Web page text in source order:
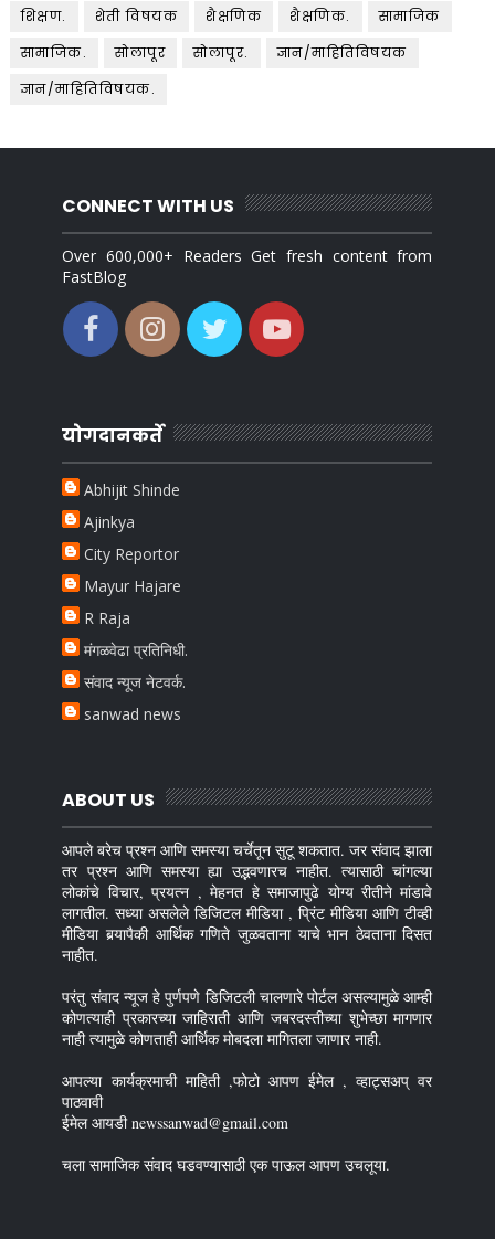
शिक्षण.
शेती विषयक शैक्षणिक शैक्षणिक.
सामाजिक
सामाजिक.
सोलापूर सोलापूर.
ज्ञान/माहितिविषयक
ज्ञान/माहितिविषयक.
CONNECT WITH US
Over 600,000+ Readers Get fresh content from
FastBlog
योगदानकर्ते
Abhijit Shinde
Ajinkya
City Reportor
Mayur Hajare
R Raja
मंगळवेढा प्रतिनिधी.
संवाद न्यूज नेटवर्क.
sanwad news
ABOUT US
आपले बरेच प्रश्न आणि समस्या चर्चेतून सुटू शकतात. जर संवाद झाला
तर प्रश्न आणि समस्या ह्या उद्भवणारच नाहीत. त्यासाठी चांगल्या
लोकांचे विचार, प्रयत्न , मेहनत हे समाजापुढे योग्य रीतीने मांडावे
लागतील. सध्या असलेले डिजिटल मीडिया , प्रिंट मीडिया आणि टीव्ही
मीडिया बर्‍यापैकी आर्थिक गणिते जुळवताना याचे भान ठेवताना दिसत
नाहीत.
परंतु संवाद न्यूज हे पुर्णपणे डिजिटली चालणारे पोर्टल असल्यामुळे आम्ही
कोणत्याही प्रकारच्या जाहिराती आणि जबरदस्तीच्या शुभेच्छा मागणार
नाही त्यामुळे कोणताही आर्थिक मोबदला मागितला जाणार नाही.
आपल्या कार्यक्रमाची माहिती ,फोटो आपण ईमेल , व्हाट्सअप् वर
पाठवावी
ईमेल आयडी newssanwad@gmail.com
चला सामाजिक संवाद घडवण्यासाठी एक पाऊल आपण उचलूया.